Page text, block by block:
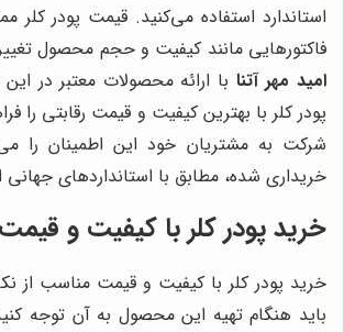
استاندارد استفاده می‌کنید. قیمت پودر
فاکتورهایی مانند کیفیت و حجم محصول
امید مهر آتنا با ارائه محصولات معتبر در
پودر کلر با بهترین کیفیت و قیمت رقابتی را
شرکت به مشتریان خود این اطمینان را
خریداری شده، مطابق با استانداردهای
خرید پودر کلر با کیفیت و
خرید پودر کلر با کیفیت و قیمت مناسب از
باید هنگام تهیه این محصول به آن توجه